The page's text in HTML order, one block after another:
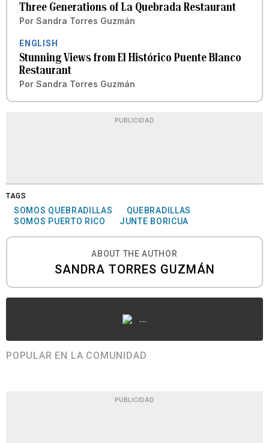
Three Generations of La Quebrada Restaurant
Por Sandra Torres Guzmán
ENGLISH
Stunning Views from El Histórico Puente Blanco
Restaurant
Por Sandra Torres Guzmán
PUBLICIDAD
TAGS
SOMOS QUEBRADILLAS
QUEBRADILLAS
SOMOS PUERTO RICO
JUNTE BORICUA
ABOUT THE AUTHOR
SANDRA TORRES GUZMÁN
...
POPULAR EN LA COMUNIDAD
PUBLICIDAD